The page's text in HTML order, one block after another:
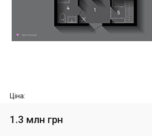
Ціна:
1.3 млн грн